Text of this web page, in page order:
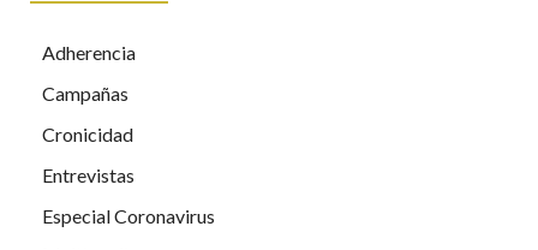
Adherencia
Campañas
Cronicidad
Entrevistas
Especial Coronavirus